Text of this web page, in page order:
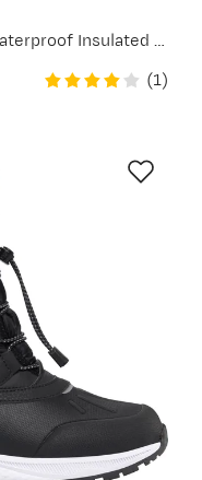
Kids' Equip Sneaker Waterproof Insulated Black/Grey
(1)